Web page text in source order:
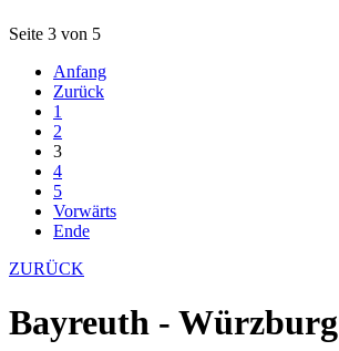
Seite 3 von 5
Anfang
Zurück
1
2
3
4
5
Vorwärts
Ende
ZURÜCK
Bayreuth - Würzburg